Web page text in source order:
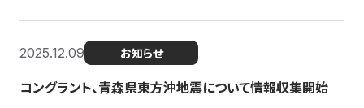
2025.12.09 お知らせ
コングラント、青森県東方沖地震について情報収集開始